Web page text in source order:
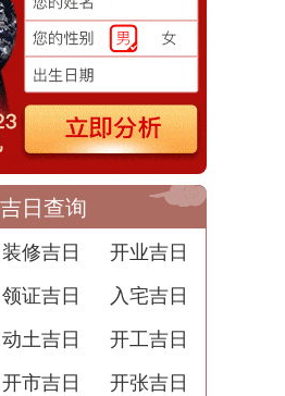
吉日查询
装修吉日
开业吉日
领证吉日
入宅吉日
动土吉日
开工吉日
开市吉日
开张吉日